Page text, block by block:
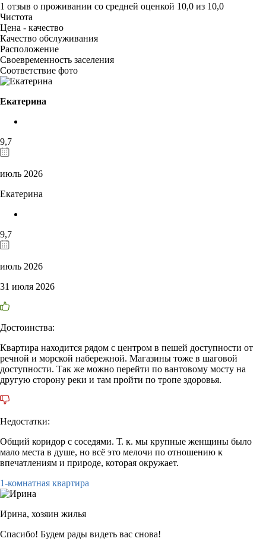
1 отзыв о проживании со средней оценкой 10,0 из 10,0
Чистота
Цена - качество
Качество обслуживания
Расположение
Своевременность заселения
Соответствие фото
Екатерина
9,7
июль 2026
Екатерина
9,7
июль 2026
31 июля 2026
Достоинства:
Квартира находится рядом с центром в пешей доступности от
речной и морской набережной. Магазины тоже в шаговой
доступности. Так же можно перейти по вантовому мосту на
другую сторону реки и там пройти по тропе здоровья.
Недостатки:
Общий коридор с соседями. Т. к. мы крупные женщины было
мало места в душе, но всё это мелочи по отношению к
впечатлениям и природе, которая окружает.
1-комнатная квартира
Ирина, хозяин жилья
Спасибо! Будем рады видеть вас снова!